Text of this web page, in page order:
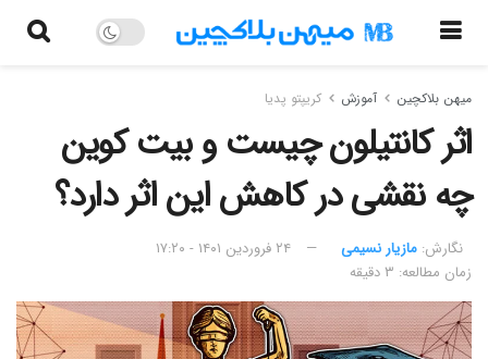
میهن بلاکچین آموزش کریپتو پدیا
اثر کانتیلون چیست و بیت کوین
چه نقشی در کاهش این اثر دارد؟
نگارش:‌ مازیار نسیمی
۲۴ فروردین ۱۴۰۱ - ۱۷:۲۰
زمان مطالعه: ۳ دقیقه